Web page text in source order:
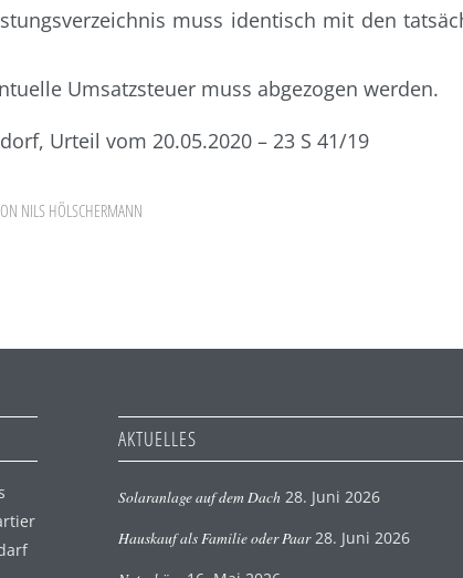
muss identisch mit den
Umsatzsteuer muss abgezogen werden.
Urteil vom 20.05.2020 – 23 S 41/19
NILS HÖLSCHERMANN
AKTUELLES
Solaranlage auf dem Dach 28. Juni 2026
Hauskauf als Familie oder Paar 28. Juni 2026